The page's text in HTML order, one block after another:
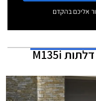
אליכם בהקדם